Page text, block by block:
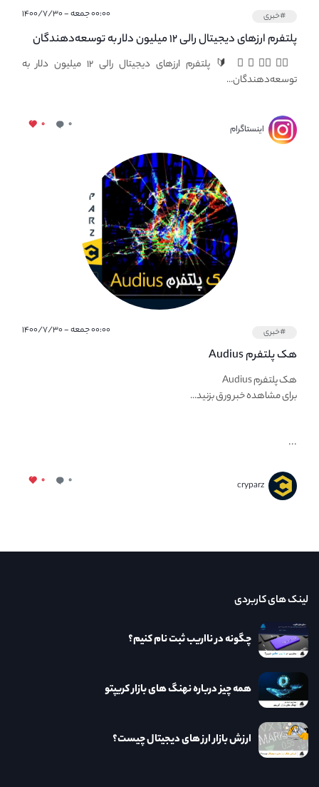
#خبری ۰۰:۰۰ جمعه - ۱۴۰۰/۷/۳۰
پلتفرم ارزهای دیجیتال رالی ۱۲ میلیون دلار به توسعه‌دهندگان
اعطا می‌کند
👇🏻👇🏻👇🏻 🔰 پلتفرم ارزهای دیجیتال رالی ۱۲ میلیون دلار به
توسعه‌دهندگان...
اینستاگرام ۰ ۰
#خبری ۰۰:۰۰ جمعه - ۱۴۰۰/۷/۳۰
هک پلتفرم Audius
هک پلتفرم Audius
برای مشاهده خبر ورق بزنید...
...
cryparz ۰ ۰
لینک های کاربردی
چگونه در نااریب ثبت نام کنیم؟
همه چیز درباره نهنگ های بازار کریپتو
ارزش بازار ارز های دیجیتال چیست؟